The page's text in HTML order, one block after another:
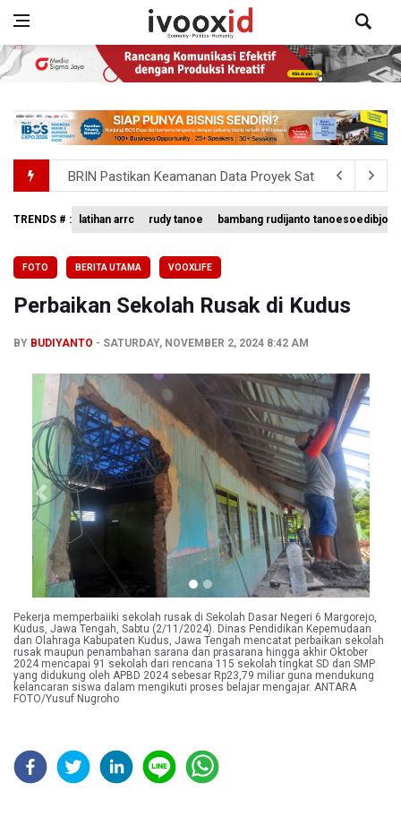
BRIN Pastikan Keamanan Data Proyek Satelit Lampung-1
BRIN Sebut Teknologi ANG Berpotensi Hemat Subsidi
Kementerian ESDM Kaji Pengembangan PLTS
KPK Minta Bambang Rudijanto Tanoesoedibjo
TRENDS # : latihan arrc rudy tanoe bambang rudijanto tanoesoedibjo
FOTO BERITA UTAMA VOOXLIFE
Perbaikan Sekolah Rusak di Kudus
BY BUDIYANTO SATURDAY, NOVEMBER 2, 2024 8:42 AM
Previous Next
Pekerja memperbaiiki sekolah rusak di Sekolah Dasar Negeri 6 Margorejo,
Kudus, Jawa Tengah, Sabtu (2/11/2024). Dinas Pendidikan Kepemudaan
dan Olahraga Kabupaten Kudus, Jawa Tengah mencatat perbaikan sekolah
rusak maupun penambahan sarana dan prasarana hingga akhir Oktober
2024 mencapai 91 sekolah dari rencana 115 sekolah tingkat SD dan SMP
yang didukung oleh APBD 2024 sebesar Rp23,79 miliar guna mendukung
kelancaran siswa dalam mengikuti proses belajar mengajar. ANTARA
FOTO/Yusuf Nugroho